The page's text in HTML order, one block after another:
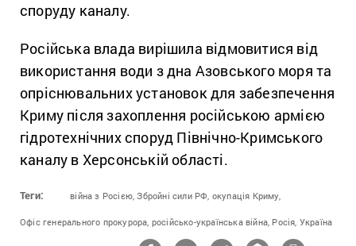
споруду каналу.
Російська влада вирішила відмовитися від
використання води з дна Азовського моря та
опріснювальних установок для забезпечення
Криму після захоплення російською армією
гідротехнічних споруд Північно-Кримського
каналу в Херсонській області.
Теги: війна з Росією, Збройні сили РФ, окупація Криму,
Офіс генерального прокурора, російсько-українська війна, Росія, Україна